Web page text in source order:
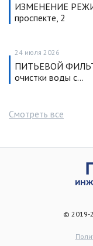
ИЗМЕНЕНИЕ
проспекте, 2
24 июля 2026
ПИТЬЕВОЙ
очистки воды с…
Смотреть все
© 2019-